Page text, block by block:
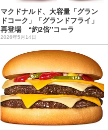
マクドナルド、大容量「グラン
ドコーク」「グランドフライ」
再登場 “約2倍”コーラ
2026年5月14日